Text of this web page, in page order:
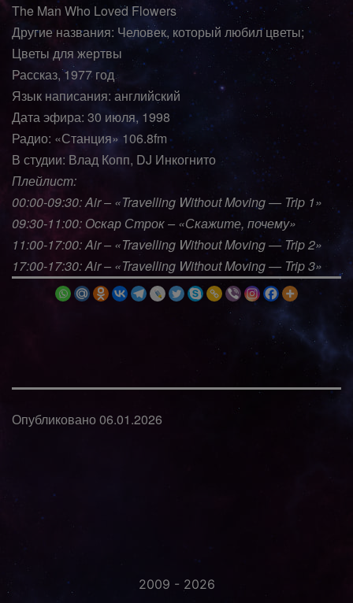
The Man Who Loved Flowers
Другие названия: Человек, который любил цветы;
Цветы для жертвы
Рассказ, 1977 год
Язык написания: английский
Дата эфира: 30 июля, 1998
Радио: «Станция» 106.8fm
В студии: Влад Копп, DJ Инкогнито
Плейлист:
00:00-09:30: Air – «Travelling Without Moving — Trip 1»
09:30-11:00: Оскар Строк – «Скажите, почему»
11:00-17:00: Air – «Travelling Without Moving — Trip 2»
17:00-17:30: Air – «Travelling Without Moving — Trip 3»
Опубликовано06.01.2026
2009 - 2026